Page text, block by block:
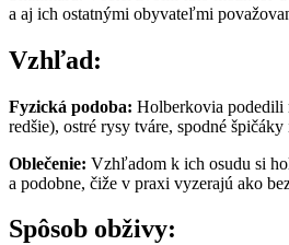
a aj ich ostatnými obyvateľmi
Vzhľad:
Fyzická podoba: Holberkovia podedili
redšie), ostré rysy tváre, spodné
Oblečenie: Vzhľadom k ich osudu si
a podobne, čiže v praxi vyzerajú ako
Spôsob obživy: